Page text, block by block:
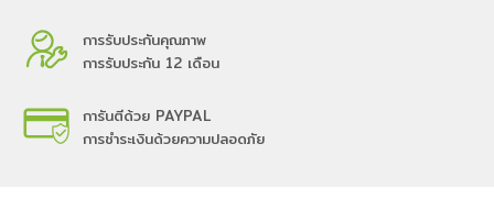
การรับประกันคุณภาพ
การรับประกัน 12 เดือน
การันตีด้วย PAYPAL
การชำระเงินด้วยความปลอดภัย